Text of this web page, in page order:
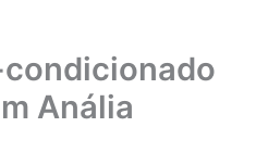
Anália